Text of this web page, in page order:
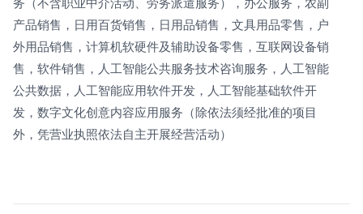
产品销售，日用百货销售，日用品销售，文具用品零售，户
外用品销售，计算机软硬件及辅助设备零售，互联网设备销
售，软件销售，人工智能公共服务技术咨询服务，人工智能
公共数据，人工智能应用软件开发，人工智能基础软件开
发，数字文化创意内容应用服务（除依法须经批准的项目
外，凭营业执照依法自主开展经营活动）